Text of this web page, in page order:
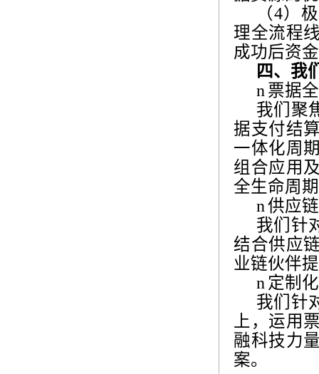
（4）
理全流程
成功后资
四、我
n 票据
我们聚
据支付结
一体化周
组合应用
全生命周
n供应
我们针
结合供应
业链伙伴
n 定制
我们针
上，运用
融科技力
案。